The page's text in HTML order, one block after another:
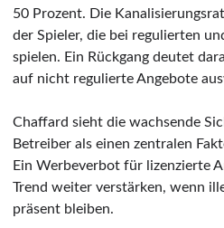
50 Prozent. Die
der Spieler, die bei regulierten
spielen. Ein Rückgang deutet
auf nicht regulierte Angebote
Chaffard sieht die wachsende
Betreiber als einen zentralen
Ein Werbeverbot für lizenzierte
Trend weiter verstärken, wenn
präsent bleiben.